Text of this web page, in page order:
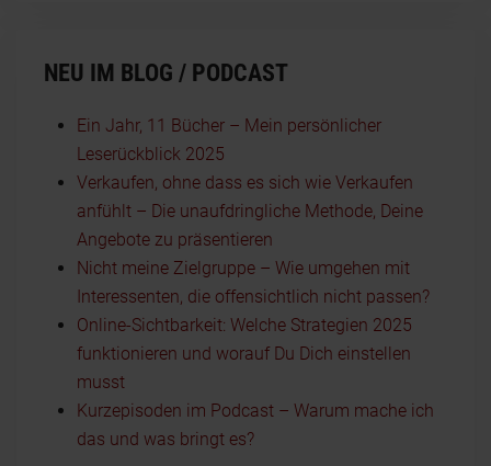
NEU IM BLOG / PODCAST
Ein Jahr, 11 Bücher – Mein persönlicher
Leserückblick 2025
Verkaufen, ohne dass es sich wie Verkaufen
anfühlt – Die unaufdringliche Methode, Deine
Angebote zu präsentieren
Nicht meine Zielgruppe – Wie umgehen mit
Interessenten, die offensichtlich nicht passen?
Online-Sichtbarkeit: Welche Strategien 2025
funktionieren und worauf Du Dich einstellen
musst
Kurzepisoden im Podcast – Warum mache ich
das und was bringt es?